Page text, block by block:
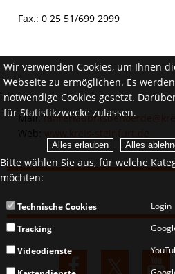
Fax.: 0 25 51/699 2999
Mail:
Web:
Wir verwenden Cookies, um Ihnen
Webseite zu ermöglichen. Es
notwendige Cookies gesetzt.
für Statistikzwecke zulassen.
Bitte wählen Sie aus, für welche
möchten:
Technische Cookies
Login
Tracking
Videodienste